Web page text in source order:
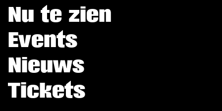
Nu te zien
Events
Nieuws
Tickets